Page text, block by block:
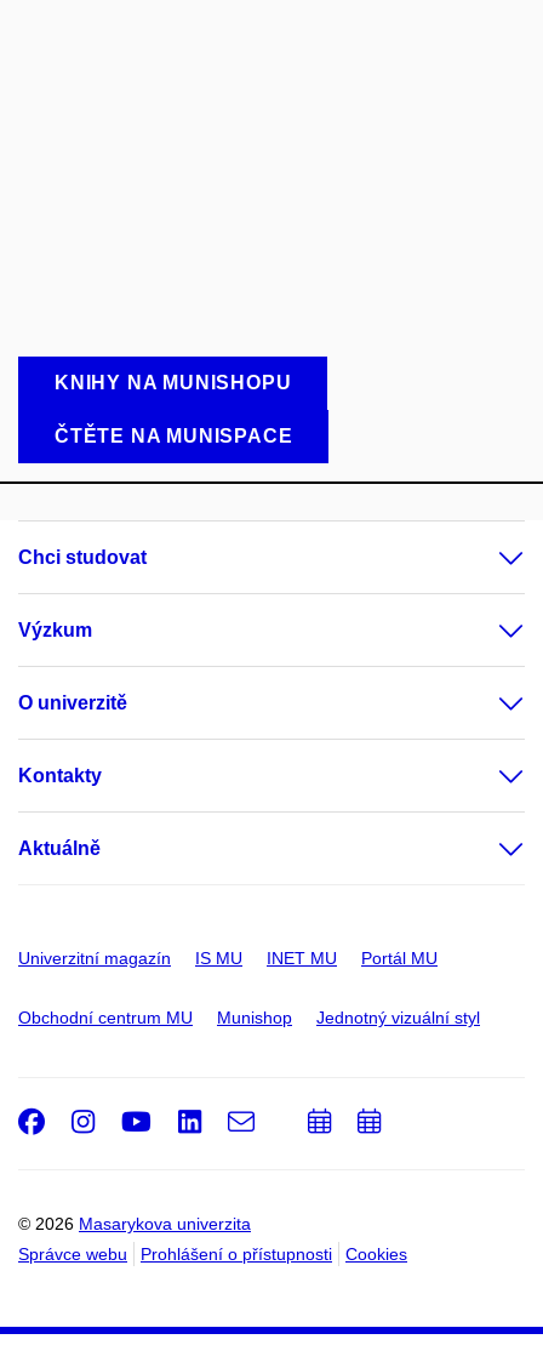
KNIHY NA MUNISHOPU
ČTĚTE NA MUNISPACE
Chci studovat
Výzkum
O univerzitě
Kontakty
Aktuálně
Univerzitní magazín IS MU INET MU Portál MU
Obchodní centrum MU Munishop Jednotný vizuální styl
© 2026 Masarykova univerzita
Správce webu
Prohlášení o přístupnosti Cookies
Facebook
Instagram
Youtube
LinkedIn
e-
PřidatPřidat